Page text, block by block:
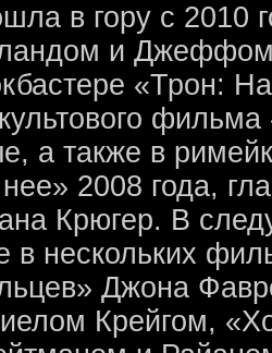
в гору с 2010
и
«Трон:
фильма
а также в
2008 года,
Крюгер. В
в нескольких
Джона
Крейгом,